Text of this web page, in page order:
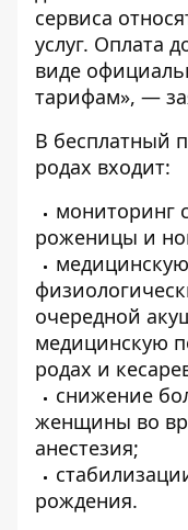
сервиса
услуг. Оплата
виде
тарифам», —
В бесплатный
родах входит:
мониторинг
роженицы и
очередной
медицинскую
родах и
снижение
женщины во
анестезия;
рождения.